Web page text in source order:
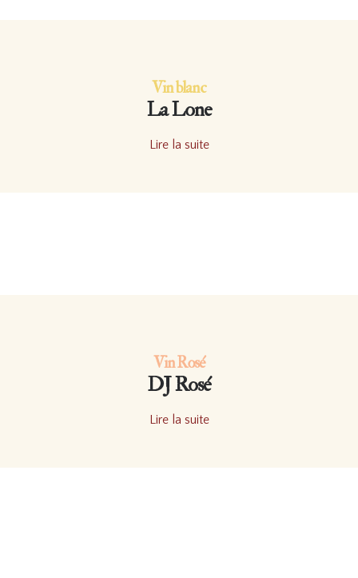
Vin blanc
La Lone
Lire la suite
Vin Rosé
DJ Rosé
Lire la suite